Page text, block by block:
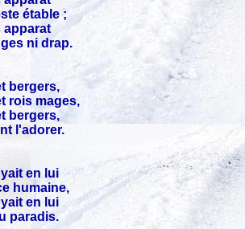
étable ;
apparat
ni drap.
bergers,
rois mages,
bergers,
l'adorer.
en lui
humaine,
en lui
paradis.